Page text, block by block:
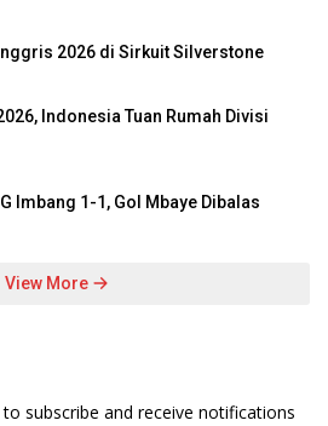
2026 di Sirkuit Silverstone
Indonesia Tuan Rumah Divisi
Imbang 1-1, Gol Mbaye Dibalas
View More
subscribe and receive notifications